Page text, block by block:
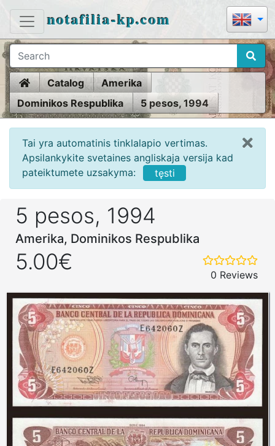
notafilia-kp.com
HomeCatalog
Amerika
Dominikos Respublika
5 pesos, 1994
Tai yra automatinis tinklalapio vertimas.
Apsilankykite svetaines angliskaja versija kad
pateiktumete uzsakyma:
tęsti
5 pesos, 1994
Amerika, Dominikos Respublika
5.00€
0 Reviews